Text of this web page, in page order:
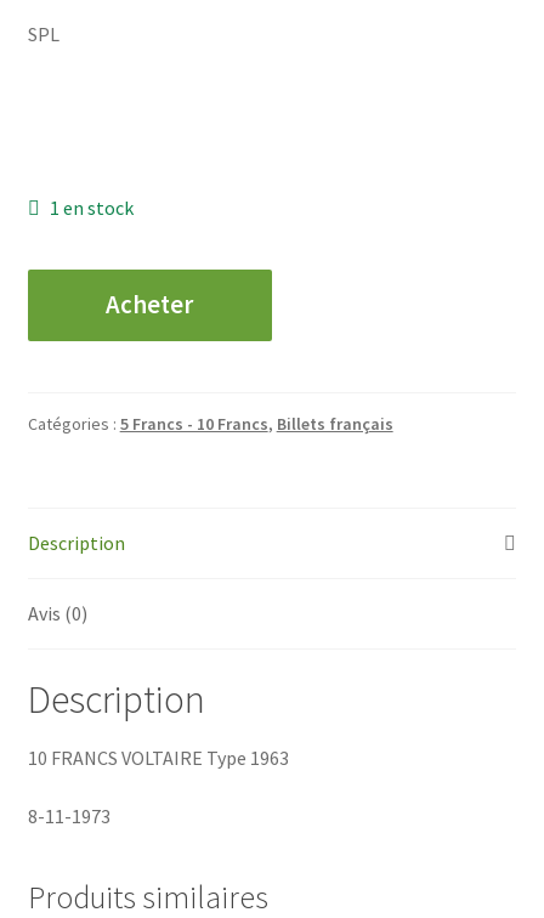
SPL
1 en stock
10
Voltaire
Acheter
Catégories : 5 Francs - 10 Francs, Billets français
Description
Avis (0)
Description
10 FRANCS VOLTAIRE Type 1963
8-11-1973
Produits similaires